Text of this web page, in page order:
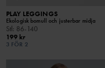
PLAY LEGGINGS
Ekologisk bomull och justerbar midja
Stl: 86-140
199 kr
3 FÖR 2